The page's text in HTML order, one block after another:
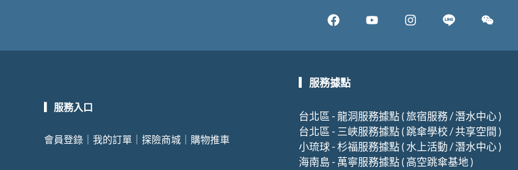
F
a
c
b
o
o
k
Y
u
b
e
I
n
s
g
r
a
m
W
e
i
n
▎服務入口
會員登錄 我的訂單 探險商城 購物推車
▎服務據點
台北區 - 龍洞服務據點 ( 旅宿服務 / 潛水中心 )
台北區 - 三峽服務據點 ( 跳傘學校 / 共享空間 )
小琉球 - 杉福服務據點 ( 水上活動 / 潛水中心 )
海南島 - 萬寧服務據點 ( 高空跳傘基地 )